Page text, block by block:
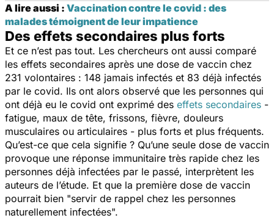
A lire aussi : Vaccination contre le covid : des
malades témoignent de leur impatience
Des effets secondaires plus forts
Et ce n’est pas tout. Les chercheurs ont aussi comparé
les effets secondaires après une dose de vaccin chez
231 volontaires : 148 jamais infectés et 83 déjà infectés
par le covid. Ils ont alors observé que les personnes qui
ont déjà eu le covid ont exprimé des effets secondaires -
fatigue, maux de tête, frissons, fièvre, douleurs
musculaires ou articulaires - plus forts et plus fréquents.
Qu’est-ce que cela signifie ? Qu’une seule dose de vaccin
provoque une réponse immunitaire très rapide chez les
personnes déjà infectées par le passé, interprètent les
auteurs de l’étude. Et que la première dose de vaccin
pourrait bien "servir de rappel chez les personnes
naturellement infectées".